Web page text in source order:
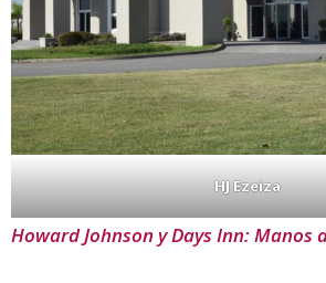
HJ Ezeiza
Howard Johnson y Days Inn: Manos